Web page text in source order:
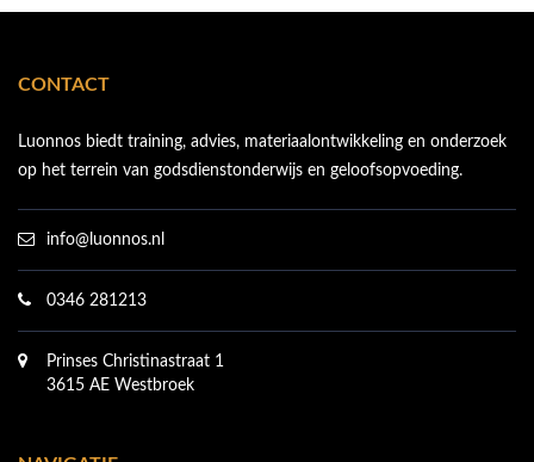
CONTACT
Luonnos biedt training, advies, materiaalontwikkeling en onderzoek
op het terrein van godsdienstonderwijs en geloofsopvoeding.
info@luonnos.nl
0346 281213
Prinses Christinastraat 1
3615 AE Westbroek